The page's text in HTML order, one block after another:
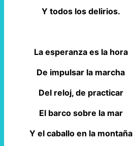
Y todos los delirios.
La esperanza es la hora
De impulsar la marcha
Del reloj, de practicar
El barco sobre la mar
Y el caballo en la montaña